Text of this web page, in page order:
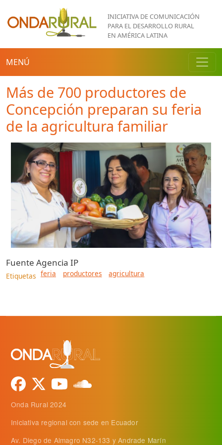
Pasar al contenido principal
INICIATIVA DE COMUNICACIÓN
PARA EL DESARROLLO RURAL
EN AMÉRICA LATINA
MENÚ
Más de 700 productores de
Concepción preparan su feria
de la agricultura familiar
Fuente Agencia IP
Etiquetas feria productores agricultura
Onda Rural 2024
Iniciativa regional con sede en Ecuador
Av. Diego de Almagro N32-133 y Andrade Marín